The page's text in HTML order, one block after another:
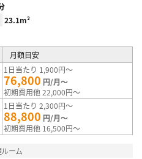
23.1m²
月額目安
1日当たり 1,900円～
76,800 円/月～
初期費用他 22,000円～
1日当たり 2,300円～
88,800 円/月～
初期費用他 16,500円～
ーム